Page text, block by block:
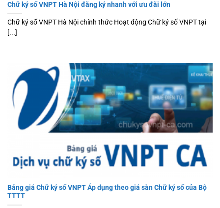
Chữ ký số VNPT Hà Nội đăng ký nhanh với ưu đãi lớn
Chữ ký số VNPT Hà Nội chính thức Hoạt động Chữ ký số VNPT tại
[...]
Bảng giá Chữ ký số VNPT Áp dụng theo giá sàn Chữ ký số của Bộ
TTTT